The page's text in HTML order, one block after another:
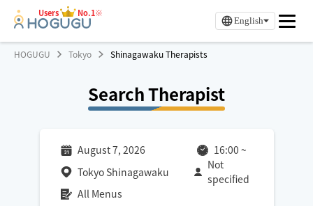
Users No.1※
English
HOGUGU Tokyo Shinagawaku Therapists
Search Therapist
August 7, 2026 16:00 ~
Tokyo Shinagawaku
Not
specified
All Menus